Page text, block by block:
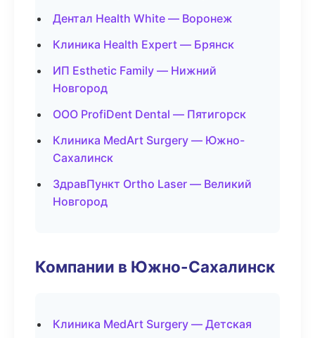
Дентал Health White — Воронеж
Клиника Health Expert — Брянск
ИП Esthetic Family — Нижний
Новгород
ООО ProfiDent Dental — Пятигорск
Клиника MedArt Surgery — Южно-
Сахалинск
ЗдравПункт Ortho Laser — Великий
Новгород
Компании в Южно-Сахалинск
Клиника MedArt Surgery — Детская